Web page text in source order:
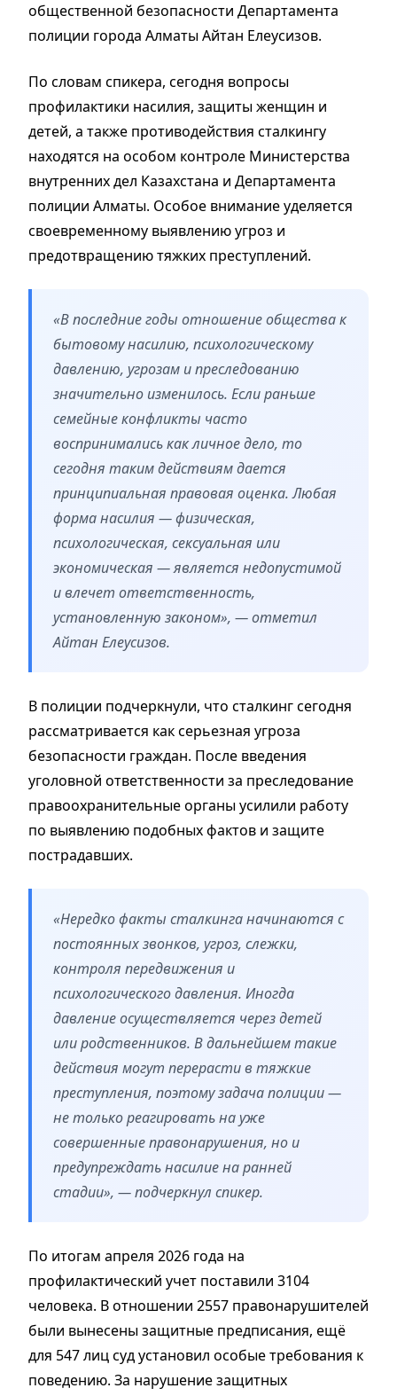
общественной безопасности Департамента
полиции города Алматы Айтан Елеусизов.
По словам спикера, сегодня вопросы
профилактики насилия, защиты женщин и
детей, а также противодействия сталкингу
находятся на особом контроле Министерства
внутренних дел Казахстана и Департамента
полиции Алматы. Особое внимание уделяется
своевременному выявлению угроз и
предотвращению тяжких преступлений.
«В последние годы отношение общества к
бытовому насилию, психологическому
давлению, угрозам и преследованию
значительно изменилось. Если раньше
семейные конфликты часто
воспринимались как личное дело, то
сегодня таким действиям дается
принципиальная правовая оценка. Любая
форма насилия — физическая,
психологическая, сексуальная или
экономическая — является недопустимой
и влечет ответственность,
установленную законом», — отметил
Айтан Елеусизов.
В полиции подчеркнули, что сталкинг сегодня
рассматривается как серьезная угроза
безопасности граждан. После введения
уголовной ответственности за преследование
правоохранительные органы усилили работу
по выявлению подобных фактов и защите
пострадавших.
«Нередко факты сталкинга начинаются с
постоянных звонков, угроз, слежки,
контроля передвижения и
психологического давления. Иногда
давление осуществляется через детей
или родственников. В дальнейшем такие
действия могут перерасти в тяжкие
преступления, поэтому задача полиции —
не только реагировать на уже
совершенные правонарушения, но и
предупреждать насилие на ранней
стадии», — подчеркнул спикер.
По итогам апреля 2026 года на
профилактический учет поставили 3104
человека. В отношении 2557 правонарушителей
были вынесены защитные предписания, ещё
для 547 лиц суд установил особые требования к
поведению. За нарушение защитных